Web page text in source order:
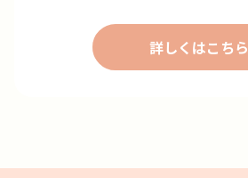
詳しくはこちら